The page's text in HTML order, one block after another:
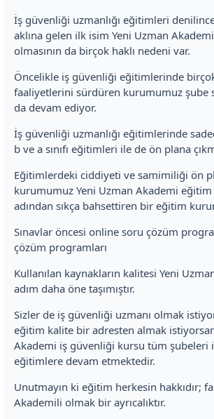
İş güvenliği uzmanlığı eğitimleri
aklına gelen ilk isim Yeni Uzman
olmasının da birçok haklı nedeni var.
Öncelikle iş güvenliği eğitimlerinde
faaliyetlerini sürdüren kurumumuz şube
da devam ediyor.
İş güvenliği uzmanlığı eğitimlerinde
b ve a sınıfı eğitimleri ile de ön plana
Eğitimlerdeki ciddiyeti ve samimiliği ön
kurumumuz Yeni Uzman Akademi
adından sıkça bahsettiren bir eğitim
Sınavlar öncesi online soru çözüm
çözüm programları
Kullanılan kaynakların kalitesi Yeni
adım daha öne taşımıştır.
Sizler de iş güvenliği uzmanı olmak
eğitim kalite bir adresten almak
Akademi iş güvenliği kursu tüm şubeleri
eğitimlere devam etmektedir.
Unutmayın ki eğitim herkesin hakkıdır;
Akademili olmak bir ayrıcalıktır.